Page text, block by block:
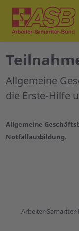
Allgemeine
die Erste-Hilfe
Allgemeine
Notfallausbildung.
Arbeiter-